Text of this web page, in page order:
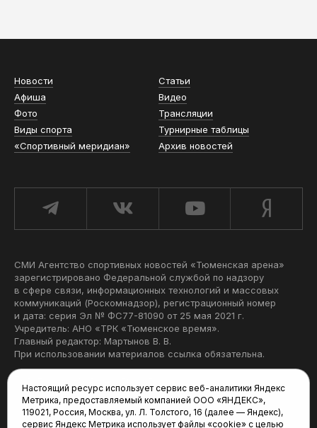
Новости
Статьи
Афиша
Видео
Фото
Трансляции
Виды спорта
Турнирные таблицы
«Спортивный меридиан»
Архив новостей
СМИ Агентство спортивных новостей «Тюменская арена»
зарегистрировано Федеральной службой по надзору
в сфере связи, информационных технологий и массовых
коммуникаций (Роскомнадзор), регистрационный номер
и дата: серия Эл № ФС77-81090 от 25 мая 2021 г.
Учредитель: АНО «ТРК «Тюменское время».
Главный редактор: Мартынов В. В.
При использовании материалов ссылка обязательна.
Редакция:
Настоящий ресурс использует сервис веб-аналитики Яндекс
Метрика, предоставляемый компанией ООО «ЯНДЕКС»,
119021, Россия, Москва, ул. Л. Толстого, 16 (далее — Яндекс),
сервис Яндекс Метрика использует файлы «cookie» с целью